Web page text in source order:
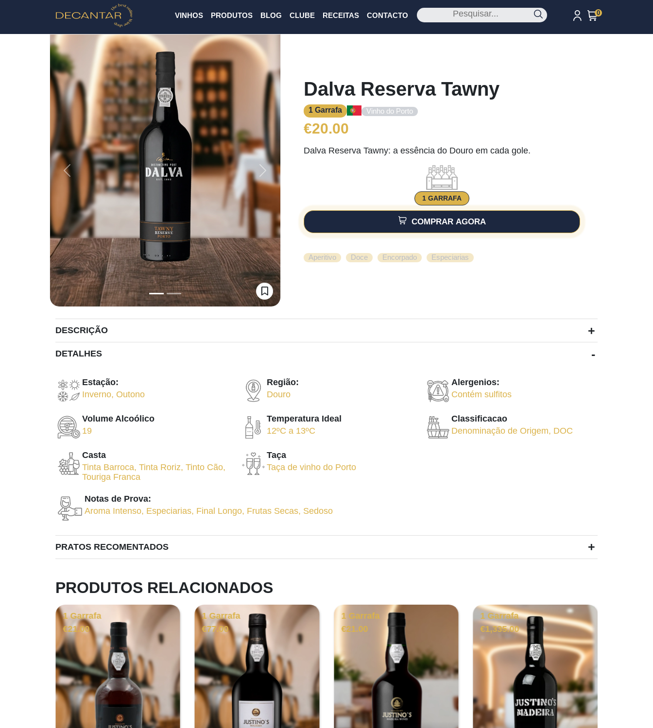
VINHOS PRODUTOS BLOG CLUBE RECEITAS CONTACTO 0
Previous Next
Dalva Reserva Tawny
1 Garrafa Vinho do Porto
€20.00
Dalva Reserva Tawny: a essência do Douro em cada gole.
1 GARRAFA
COMPRAR AGORA
Aperitivo Doce Encorpado Especiarias
DESCRIÇÃO +
DETALHES -
Estação:
Inverno, Outono
Região:
Douro
Alergenios:
Contém sulfitos
Volume Alcoólico
19
Temperatura Ideal
12ºC a 13ºC
Classificacao
Denominação de Origem, DOC
Casta
Tinta Barroca, Tinta Roriz, Tinto Cão,
Touriga Franca
Taça
Taça de vinho do Porto
Notas de Prova:
Aroma Intenso, Especiarias, Final Longo, Frutas Secas, Sedoso
PRATOS RECOMENTADOS +
PRODUTOS RELACIONADOS
1 Garrafa
€21.00
1 Garrafa
€77.00
1 Garrafa
€21.00
1 Garrafa
€1,335.00